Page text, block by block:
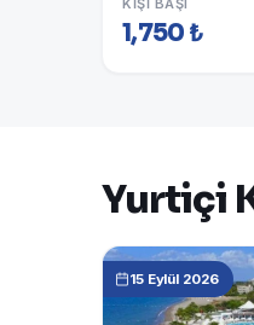
1,750 ₺
Yurtiçi
15 Eylül 2026